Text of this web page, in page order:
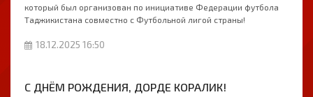
который был организован по инициативе Федерации футбола
Таджикистана совместно с Футбольной лигой страны!
18.12.2025 16:50
С ДНЁМ РОЖДЕНИЯ, ДОРДЕ КОРАЛИК!